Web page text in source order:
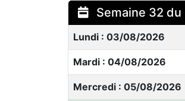
Semaine 32
Lundi : 03/08/2026
Mardi : 04/08/2026
Mercredi : 05/08/2026